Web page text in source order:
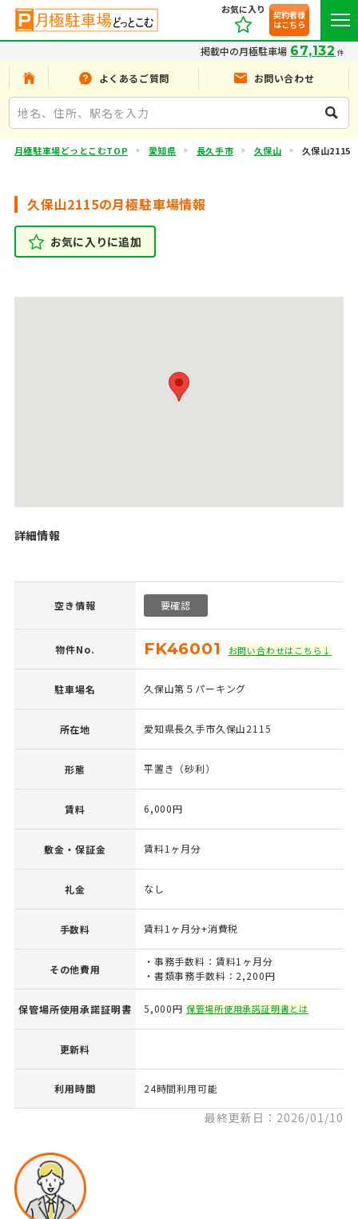
お気に入り
契約者様
はこちら
掲載中の月極駐車場 67,132 件
よくあるご質問 お問い合わせ
月極駐車場どっとこむTOP 愛知県 長久手市 久保山 久保山2115
久保山2115の月極駐車場情報
お気に入りに追加
詳細情報
空き情報 要確認
物件No. FK46001 お問い合わせはこちら↓
駐車場名 久保山第５パーキング
所在地 愛知県長久手市久保山2115
形態 平置き（砂利）
賃料 6,000円
敷金・保証金 賃料1ヶ月分
礼金 なし
手数料 賃料1ヶ月分+消費税
その他費用
・事務手数料：賃料1ヶ月分
・書類事務手数料：2,200円
保管場所使用承諾証明書 5,000円 保管場所使用承諾証明書とは
更新料
利用時間 24時間利用可能
最終更新日：2026/01/10